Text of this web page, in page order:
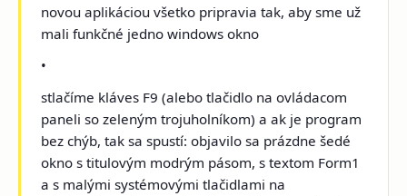
novou aplikáciou všetko pripravia tak, aby sme už
mali funkčné jedno windows okno
•
stlačíme kláves F9 (alebo tlačidlo na ovládacom
paneli so zeleným trojuholníkom) a ak je program
bez chýb, tak sa spustí: objavilo sa prázdne šedé
okno s titulovým modrým pásom, s textom Form1
a s malými systémovými tlačidlami na